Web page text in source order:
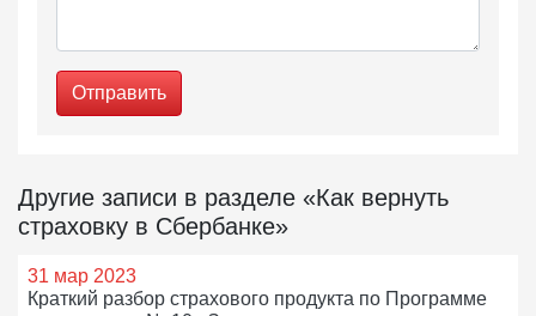
Отправить
Другие записи в разделе «Как вернуть
страховку в Сбербанке»
31 мар 2023
Краткий разбор страхового продукта по Программе